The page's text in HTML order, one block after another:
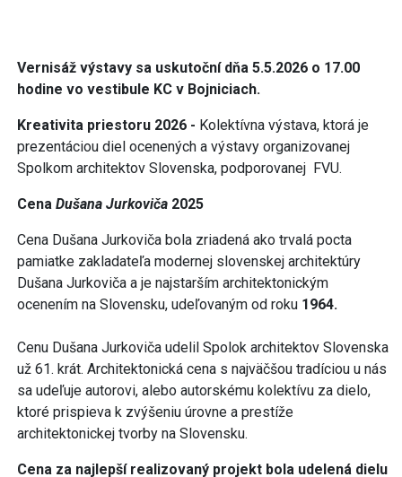
Vernisáž výstavy sa uskutoční dňa 5.5.2026 o 17.00
hodine vo vestibule KC v Bojniciach.
Kreativita priestoru 2026 - Kolektívna výstava, ktorá je
prezentáciou diel ocenených a výstavy organizovanej
Spolkom architektov Slovenska, podporovanej FVU.
Cena Dušana Jurkoviča 2025
Cena Dušana Jurkoviča bola zriadená ako trvalá pocta
pamiatke zakladateľa modernej slovenskej architektúry
Dušana Jurkoviča a je najstarším architektonickým
ocenením na Slovensku, udeľovaným od roku 1964.
Cenu Dušana Jurkoviča udelil Spolok architektov Slovenska
už 61. krát. Architektonická cena s najväčšou tradíciou u nás
sa udeľuje autorovi, alebo autorskému kolektívu za dielo,
ktoré prispieva k zvýšeniu úrovne a prestíže
architektonickej tvorby na Slovensku.
Cena za najlepší realizovaný projekt bola udelená dielu